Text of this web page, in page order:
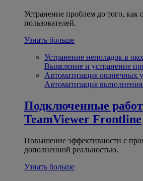
Устранение проблем до того, как
пользователей.
Узнать больше
Устранение неполадок в
Выявление и устранение
Автоматизация оконечных
Автоматизация
Подключенные
TeamViewer Frontline
Повышение эффективности с
дополненной реальностью.
Узнать больше